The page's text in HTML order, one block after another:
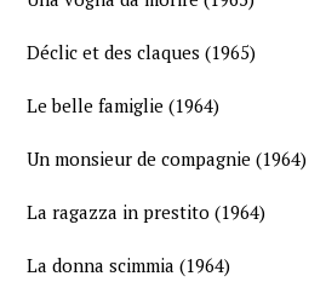
Déclic et des claques (1965)
Le belle famiglie (1964)
Un monsieur de compagnie (1964)
La ragazza in prestito (1964)
La donna scimmia (1964)